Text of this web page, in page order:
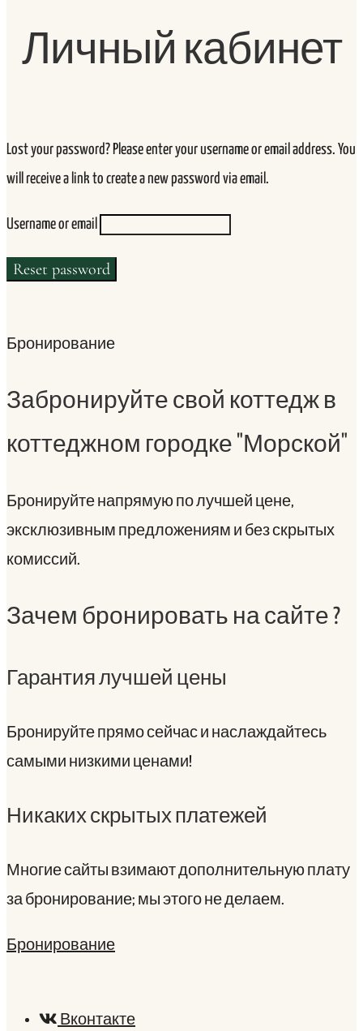
Личный кабинет
Lost your password? Please enter your username or email address. You
will receive a link to create a new password via email.
Username or email
Reset password
Бронирование
Забронируйте свой коттедж в
коттеджном городке "Морской"
Бронируйте напрямую по лучшей цене,
эксклюзивным предложениям и без скрытых
комиссий.
Зачем бронировать на сайте ?
Гарантия лучшей цены
Бронируйте прямо сейчас и наслаждайтесь
самыми низкими ценами!
Никаких скрытых платежей
Многие сайты взимают дополнительную плату
за бронирование; мы этого не делаем.
Бронирование
Вконтакте